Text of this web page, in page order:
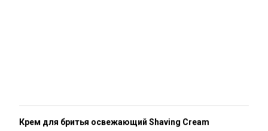
Крем для бритья освежающий Shaving Cream